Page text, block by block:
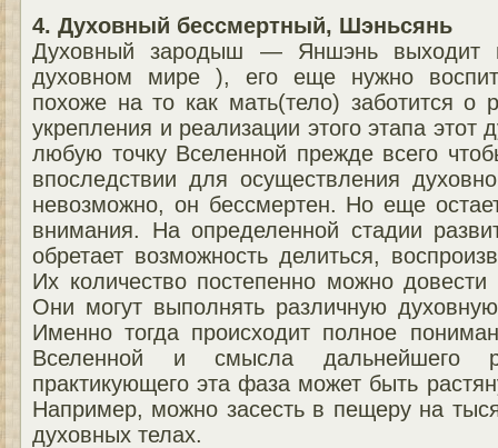
4. Духовный бессмертный, Шэньсянь
Духовный зародыш — Яншэнь выходит
духовном мире ), его еще нужно
похоже на то как мать(тело) заботится о
укрепления и реализации этого этапа
любую точку Вселенной прежде всего
впоследствии для осуществления
невозможно, он бессмертен. Но еще
внимания. На определенной стадии
обретает возможность делиться,
Их количество постепенно можно
Они могут выполнять различную
Именно тогда происходит полное
Вселенной и смысла дальнейшего
практикующего эта фаза может быть
Например, можно засесть в пещеру на
духовных телах.